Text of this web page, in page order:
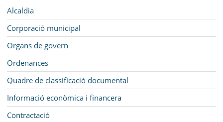
MUNICIPI
SEU ELECTRÒNICA
BELL-LLOC SOLUCIONA
Alcaldia
Corporació municipal
Organs de govern
Ordenances
Quadre de classificació documental
Informació econòmica i financera
Contractació